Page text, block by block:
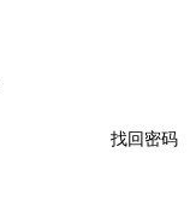
找回密码